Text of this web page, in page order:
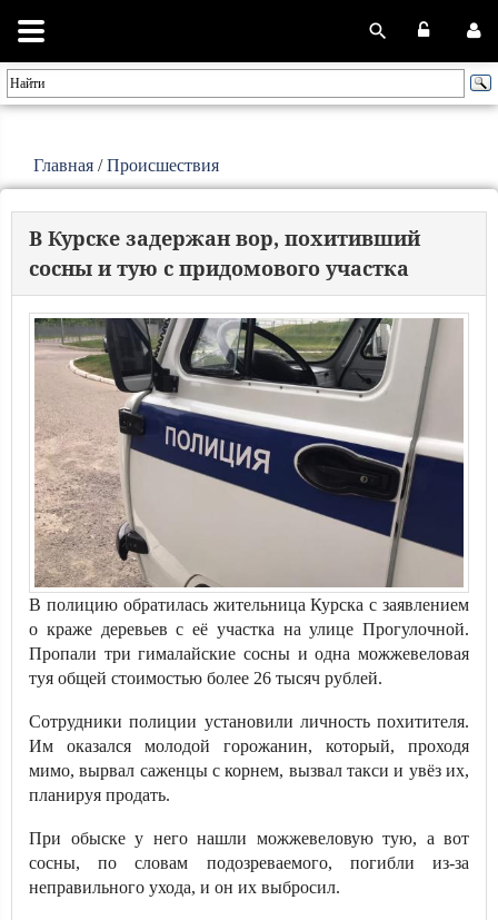
Главная /Происшествия
В Курске задержан вор, похитивший
сосны и тую с придомового участка
В полицию обратилась жительница Курска с заявлением
о краже деревьев с её участка на улице Прогулочной.
Пропали три гималайские сосны и одна можжевеловая
туя общей стоимостью более 26 тысяч рублей.
Сотрудники полиции установили личность похитителя.
Им оказался молодой горожанин, который, проходя
мимо, вырвал саженцы с корнем, вызвал такси и увёз их,
планируя продать.
При обыске у него нашли можжевеловую тую, а вот
сосны, по словам подозреваемого, погибли из-за
неправильного ухода, и он их выбросил.